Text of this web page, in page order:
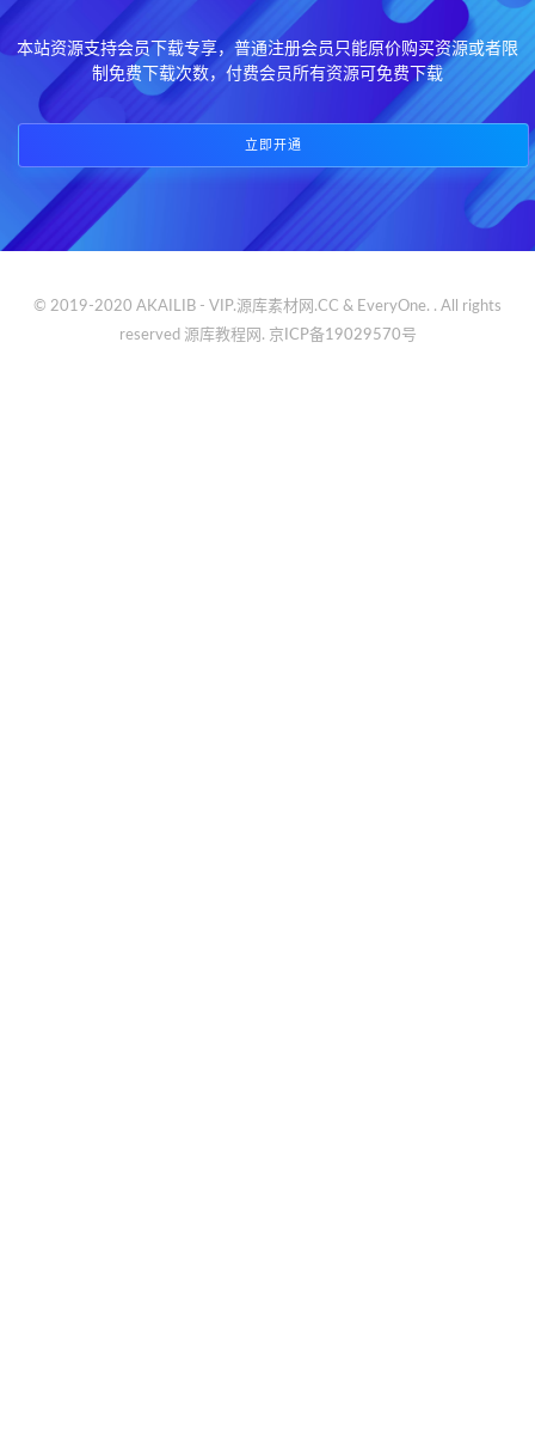
本站资源支持会员下载专享，普通注册会员只能原价购买资源或者限
制免费下载次数，付费会员所有资源可免费下载
立即开通
© 2019-2020 AKAILIB - VIP.源库素材网.CC & EveryOne. . All rights
reserved 源库教程网. 京ICP备19029570号